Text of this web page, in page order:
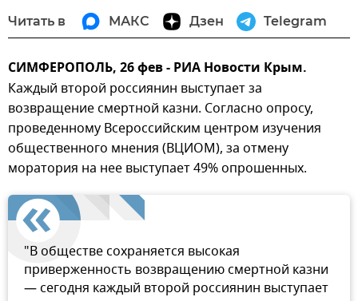
Читать в МАКС Дзен Telegram
СИМФЕРОПОЛЬ, 26 фев - РИА Новости Крым.
Каждый второй россиянин выступает за
возвращение смертной казни. Согласно опросу,
проведенному Всероссийским центром изучения
общественного мнения (ВЦИОМ), за отмену
моратория на нее выступает 49% опрошенных.
"В обществе сохраняется высокая
приверженность возвращению смертной казни
— сегодня каждый второй россиянин выступает